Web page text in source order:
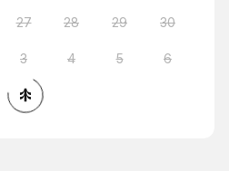
27 28 29 30
3 4 5 6